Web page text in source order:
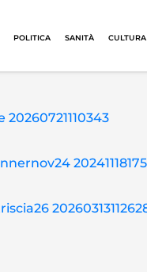
POLITICA SANITÀ CULTURA